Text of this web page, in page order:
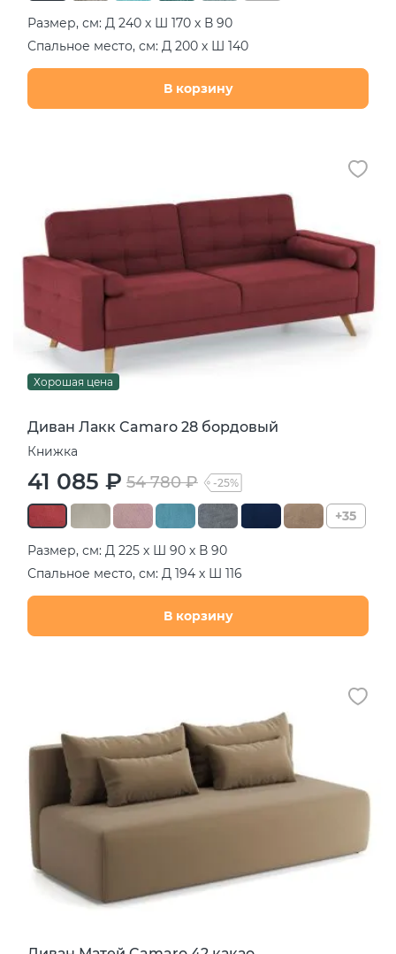
Размер, см: Д 240 х Ш 170 х В 90
Спальное место, см: Д 200 х Ш 140
В корзину
Хорошая цена
Диван Лакк Camaro 28 бордовый
Книжка
41 085 ₽ 54 780 ₽ -25%
+35
Размер, см: Д 225 х Ш 90 х В 90
Спальное место, см: Д 194 х Ш 116
В корзину